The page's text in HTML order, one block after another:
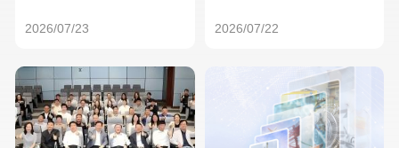
2026/07/23 2026/07/22